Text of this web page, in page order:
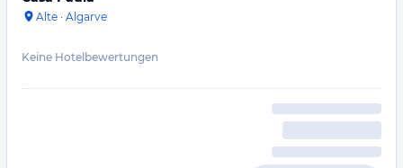
Alte · Algarve
Keine Hotelbewertungen